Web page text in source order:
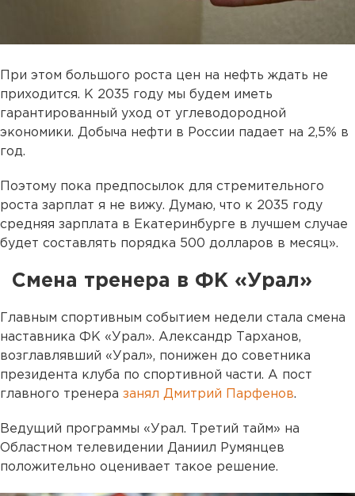
При этом большого роста цен на нефть ждать не
приходится. К 2035 году мы будем иметь
гарантированный уход от углеводородной
экономики. Добыча нефти в России падает на 2,5% в
год.
Поэтому пока предпосылок для стремительного
роста зарплат я не вижу. Думаю, что к 2035 году
средняя зарплата в Екатеринбурге в лучшем случае
будет составлять порядка 500 долларов в месяц».
Смена тренера в ФК «Урал»
Главным спортивным событием недели стала смена
наставника ФК «Урал». Александр Тарханов,
возглавлявший «Урал», понижен до советника
президента клуба по спортивной части. А пост
главного тренера занял Дмитрий Парфенов.
Ведущий программы «Урал. Третий тайм» на
Областном телевидении Даниил Румянцев
положительно оценивает такое решение.